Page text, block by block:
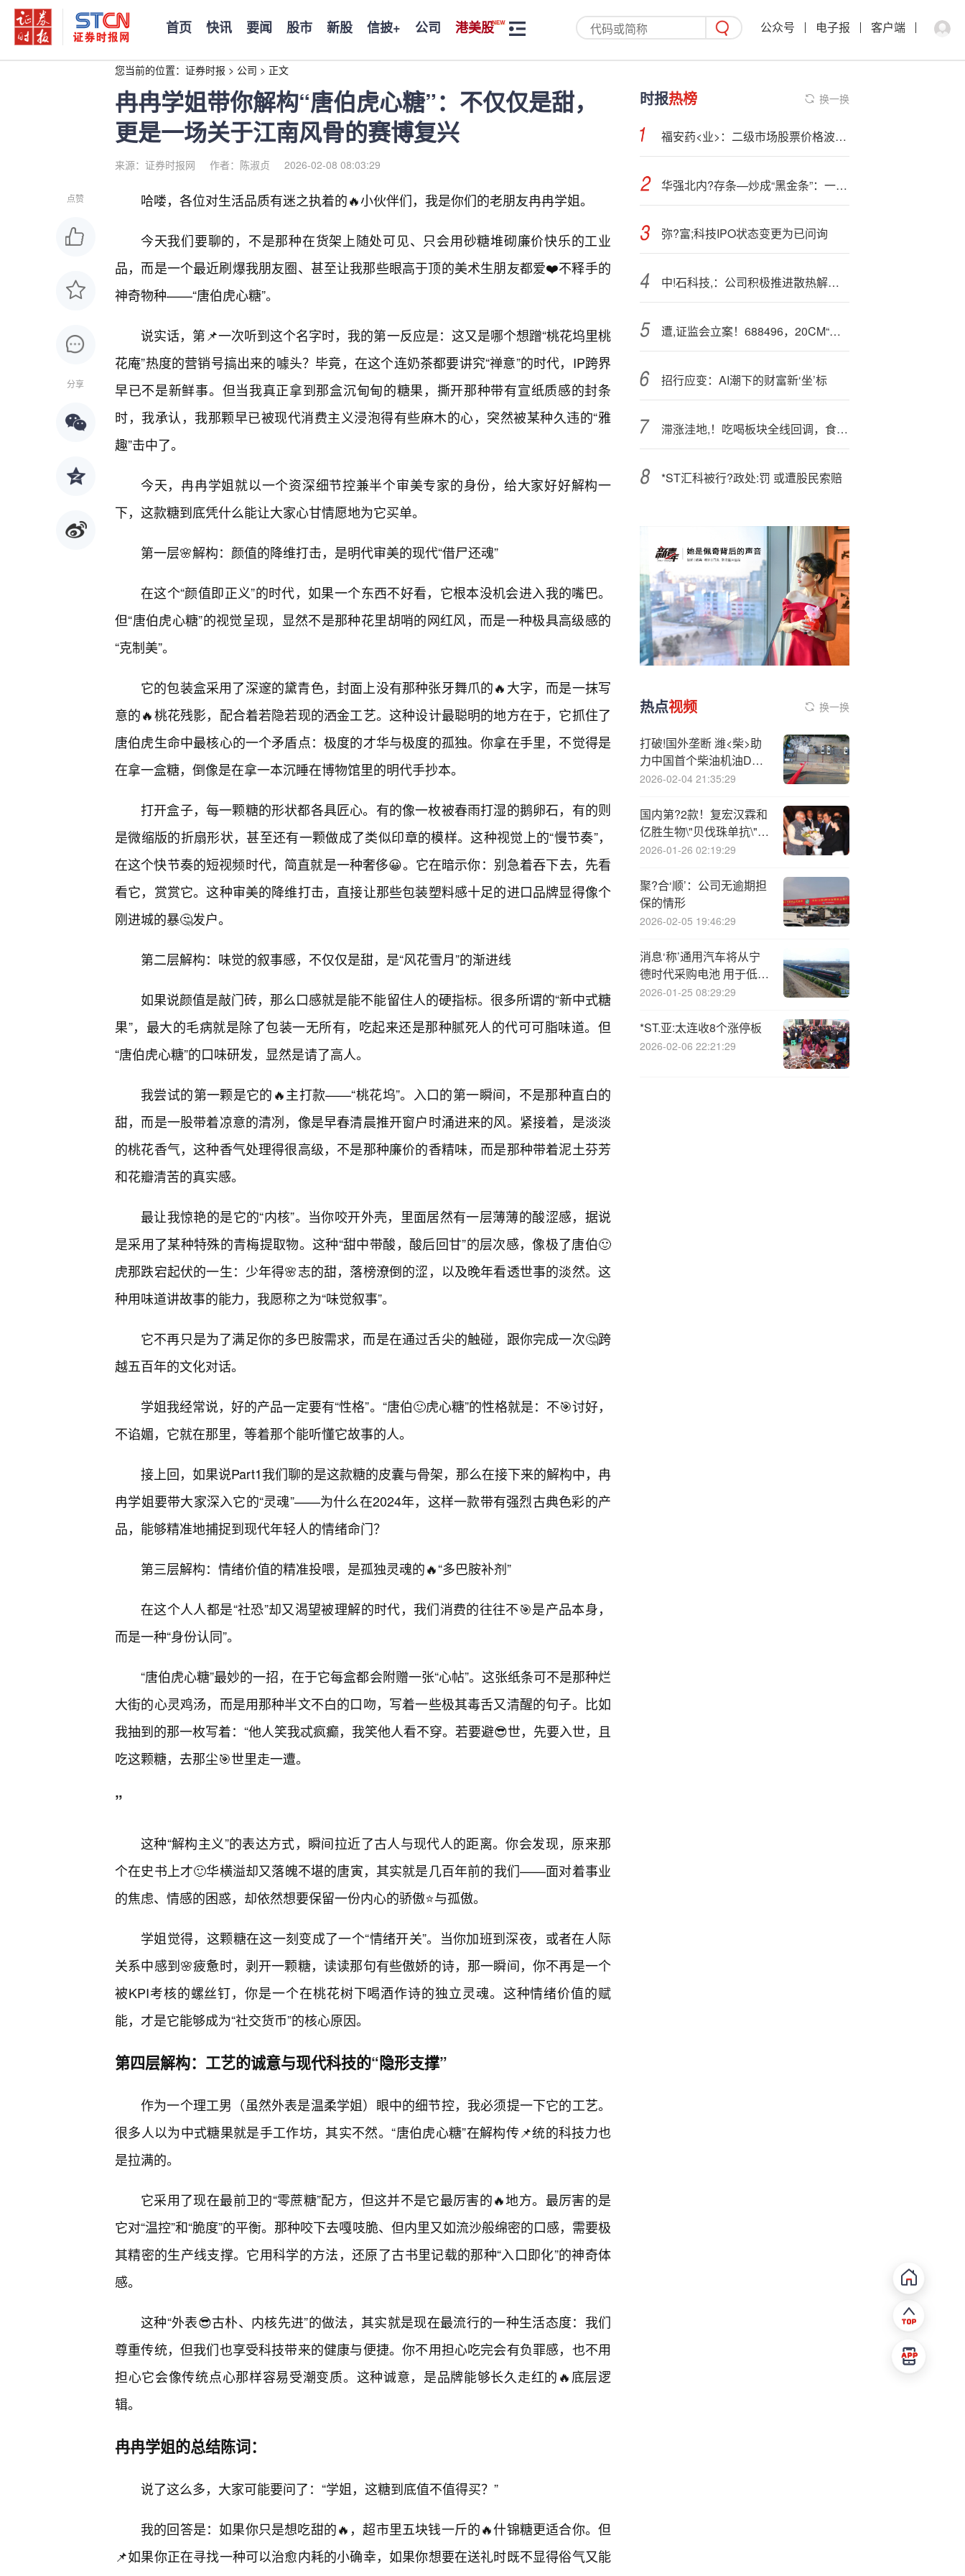
首页 快讯 要闻 股市 新股 信披+ 公司 港美股 公众号 电子报 客户端
您当前的位置： 证券时报 > 公司 > 正文
冉冉学姐带你解构“唐伯虎心糖”：不仅仅是甜，
更是一场关于江南风骨的赛博复兴
来源：证券时报网 作者：陈淑贞 2026-02-08 08:03:29
点赞
分享
哈喽，各位对生活品质有迷之执着的🔥小伙伴们，我是你们的老朋友冉冉学姐。
今天我们要聊的，不是那种在货架上随处可见、只会用砂糖堆砌廉价快乐的工业
品，而是一个最近刷爆我朋友圈、甚至让我那些眼高于顶的美术生朋友都爱❤️不释手的
神奇物种——“唐伯虎心糖”。
说实话，第📌一次听到这个名字时，我的第一反应是：这又是哪个想蹭“桃花坞里桃
花庵”热度的营销号搞出来的噱头？毕竟，在这个连奶茶都要讲究“禅意”的时代，IP跨界
早已不是新鲜事。但当我真正拿到那盒沉甸甸的糖果，撕开那种带有宣纸质感的封条
时，我承认，我那颗早已被现代消费主义浸泡得有些麻木的心，突然被某种久违的“雅
趣”击中了。
今天，冉冉学姐就以一个资深细节控兼半个审美专家的身份，给大家好好解构一
下，这款糖到底凭什么能让大家心甘情愿地为它买单。
第一层🌸解构：颜值的降维打击，是明代审美的现代“借尸还魂”
在这个“颜值即正义”的时代，如果一个东西不好看，它根本没机会进入我的嘴巴。
但“唐伯虎心糖”的视觉呈现，显然不是那种花里胡哨的网红风，而是一种极具高级感的
“克制美”。
它的包装盒采用了深邃的黛青色，封面上没有那种张牙舞爪的🔥大字，而是一抹写
意的🔥桃花残影，配合着若隐若现的洒金工艺。这种设计最聪明的地方在于，它抓住了
唐伯虎生命中最核心的一个矛盾点：极度的才华与极度的孤独。你拿在手里，不觉得是
在拿一盒糖，倒像是在拿一本沉睡在博物馆里的明代手抄本。
打开盒子，每一颗糖的形状都各具匠心。有的像一枚被春雨打湿的鹅卵石，有的则
是微缩版的折扇形状，甚至还有一颗做成了类似印章的模样。这种视觉上的“慢节奏”，
在这个快节奏的短视频时代，简直就是一种奢侈😀。它在暗示你：别急着吞下去，先看
看它，赏赏它。这种审美的降维打击，直接让那些包装塑料感十足的进口品牌显得像个
刚进城的暴🤔发户。
第二层解构：味觉的叙事感，不仅仅是甜，是“风花雪月”的渐进线
如果说颜值是敲门砖，那么口感就是能不能留住人的硬指标。很多所谓的“新中式糖
果”，最大的毛病就是除了包装一无所有，吃起来还是那种腻死人的代可可脂味道。但
“唐伯虎心糖”的口味研发，显然是请了高人。
我尝试的第一颗是它的🔥主打款——“桃花坞”。入口的第一瞬间，不是那种直白的
甜，而是一股带着凉意的清冽，像是早春清晨推开窗户时涌进来的风。紧接着，是淡淡
的桃花香气，这种香气处理得很高级，不是那种廉价的香精味，而是那种带着泥土芬芳
和花瓣清苦的真实感。
最让我惊艳的是它的“内核”。当你咬开外壳，里面居然有一层薄薄的酸涩感，据说
是采用了某种特殊的青梅提取物。这种“甜中带酸，酸后回甘”的层次感，像极了唐伯🙂
虎那跌宕起伏的一生：少年得🌸志的甜，落榜潦倒的涩，以及晚年看透世事的淡然。这
种用味道讲故事的能力，我愿称之为“味觉叙事”。
它不再只是为了满足你的多巴胺需求，而是在通过舌尖的触碰，跟你完成一次🤔跨
越五百年的文化对话。
学姐我经常说，好的产品一定要有“性格”。“唐伯🙂虎心糖”的性格就是：不🎯讨好，
不谄媚，它就在那里，等着那个能听懂它故事的人。
接上回，如果说Part1我们聊的是这款糖的皮囊与骨架，那么在接下来的解构中，冉
冉学姐要带大家深入它的“灵魂”——为什么在2024年，这样一款带有强烈古典色彩的产
品，能够精准地捕捉到现代年轻人的情绪命门？
第三层解构：情绪价值的精准投喂，是孤独灵魂的🔥“多巴胺补剂”
在这个人人都是“社恐”却又渴望被理解的时代，我们消费的往往不🎯是产品本身，
而是一种“身份认同”。
“唐伯虎心糖”最妙的一招，在于它每盒都会附赠一张“心帖”。这张纸条可不是那种烂
大街的心灵鸡汤，而是用那种半文不白的口吻，写着一些极其毒舌又清醒的句子。比如
我抽到的那一枚写着：“他人笑我忒疯癫，我笑他人看不穿。若要避😎世，先要入世，且
吃这颗糖，去那尘🎯世里走一遭。
”
这种“解构主义”的表达方式，瞬间拉近了古人与现代人的距离。你会发现，原来那
个在史书上才🙂华横溢却又落魄不堪的唐寅，其实就是几百年前的我们——面对着事业
的焦虑、情感的困惑，却依然想要保留一份内心的骄傲⭐与孤傲。
学姐觉得，这颗糖在这一刻变成了一个“情绪开关”。当你加班到深夜，或者在人际
关系中感到🌸疲惫时，剥开一颗糖，读读那句有些傲娇的诗，那一瞬间，你不再是一个
被KPI考核的螺丝钉，你是一个在桃花树下喝酒作诗的独立灵魂。这种情绪价值的赋
能，才是它能够成为“社交货币”的核心原因。
第四层解构：工艺的诚意与现代科技的“隐形支撑”
作为一个理工男（虽然外表是温柔学姐）眼中的细节控，我必须提一下它的工艺。
很多人以为中式糖果就是手工作坊，其实不然。“唐伯虎心糖”在解构传📌统的科技力也
是拉满的。
它采用了现在最前卫的“零蔗糖”配方，但这并不是它最厉害的🔥地方。最厉害的是
它对“温控”和“脆度”的平衡。那种咬下去嘎吱脆、但内里又如流沙般绵密的口感，需要极
其精密的生产线支撑。它用科学的方法，还原了古书里记载的那种“入口即化”的神奇体
感。
这种“外表😎古朴、内核先进”的做法，其实就是现在最流行的一种生活态度：我们
尊重传统，但我们也享受科技带来的健康与便捷。你不用担心吃完会有负罪感，也不用
担心它会像传统点心那样容易受潮变质。这种诚意，是品牌能够长久走红的🔥底层逻
辑。
冉冉学姐的总结陈词：
说了这么多，大家可能要问了：“学姐，这糖到底值不值得买？”
我的回答是：如果你只是想吃甜的🔥，超市里五块钱一斤的🔥什锦糖更适合你。但
📌如果你正在寻找一种可以治愈内耗的小确幸，如果你想要在送礼时既不显得俗气又能
时报热榜 换一换
福安药<业>：二级市场股票价格波动受多重因素影响
华强北内?存条—炒成“黑金条”：一天几个价 有产品价格涨3倍
弥?富;科技IPO状态变更为已问询
中!石科技,：公司积极推进散热解决方案及核心材料、模组在算力设备端的应用
遭,证监会立案！688496，20CM“一字”跌停
招行应变：AI潮下的财富新‘坐’标
滞涨洼地,！吃喝板块全线回调，食品ETF（515710）跌超2%！机构：建议关注估值修复机会
*ST汇科被行?政处:罚 或遭股民索赔
热点视频 换一换
打破!国外垄断 潍<柴>助
力中国首个柴油机油D1
标准诞生
2026-02-04 21:35:29
国内第?2款！复宏汉霖和
亿胜生物\"贝伐珠单抗\"眼
科制剂申报上市
2026-01-26 02:19:29
聚?合‘顺’：公司无逾期担
保的情形
2026-02-05 19:46:29
消息‘称’通用汽车将从宁
德时代采购电池 用于低成
本Bolt电动汽车
2026-01-25 08:29:29
*ST.亚:太连收8个涨停板
2026-02-06 22:21:29